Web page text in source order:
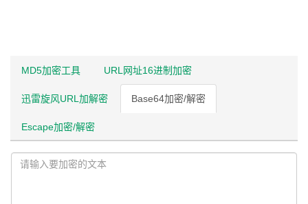
MD5加密工具 URL网址16进制加密
迅雷旋风URL加解密 Base64加密/解密
Escape加密/解密